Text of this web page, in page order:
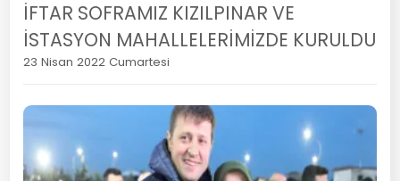
İFTAR SOFRAMIZ KIZILPINAR VE
İSTASYON MAHALLELERİMİZDE KURULDU
23 Nisan 2022 Cumartesi